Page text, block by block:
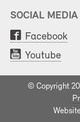
SOCIAL MEDIA
Facebook
Youtube
© Copyright